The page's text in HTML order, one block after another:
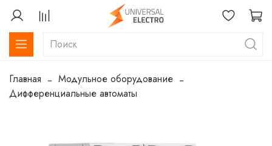
Главная
Модульное оборудование
Дифференциальные автоматы